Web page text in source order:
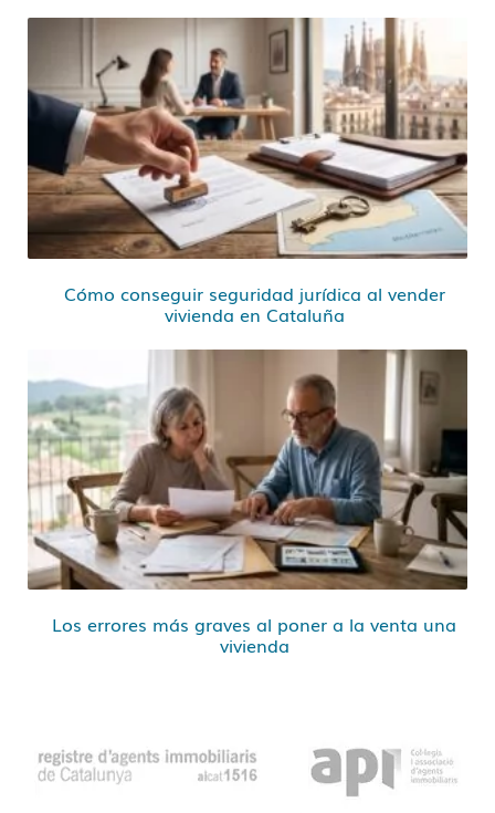
Cómo conseguir seguridad jurídica al vender
vivienda en Cataluña
Los errores más graves al poner a la venta una
vivienda